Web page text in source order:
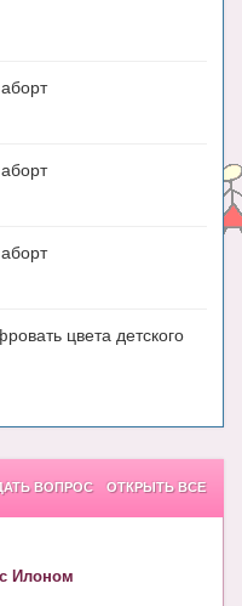
цвета детского
ОТКРЫТЬ ВСЕ
ВОПРОС
Илоном